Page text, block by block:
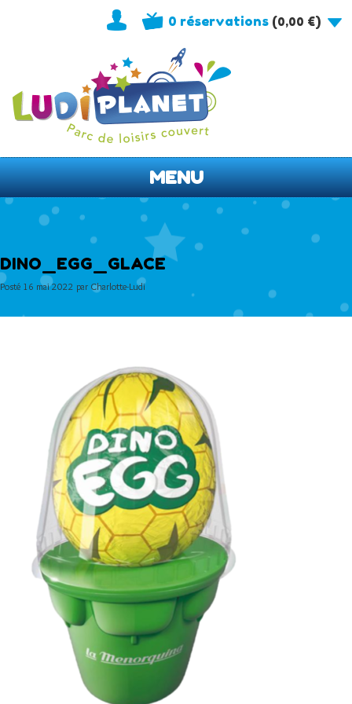
0 réservations(0,00 €)
MENU
DINO_EGG_GLACE
Posté 16 mai 2022 par Charlotte-Ludi